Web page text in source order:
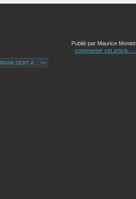
Publié par Maurice Montet
commenter cet article
SERT À... >>